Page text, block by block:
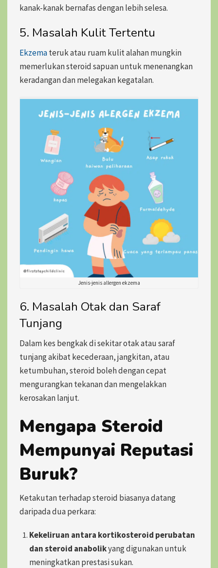
kanak-kanak bernafas dengan lebih selesa.
5. Masalah Kulit Tertentu
Ekzemateruk atau ruam kulit alahan mungkin
memerlukan steroid sapuan untuk menenangkan
keradangan dan melegakan kegatalan.
Jenis-jenis allergen ekzema
6. Masalah Otak dan Saraf
Tunjang
Dalam kes bengkak di sekitar otak atau saraf
tunjang akibat kecederaan, jangkitan, atau
ketumbuhan, steroid boleh dengan cepat
mengurangkan tekanan dan mengelakkan
kerosakan lanjut.
Mengapa Steroid
Mempunyai Reputasi
Buruk?
Ketakutan terhadap steroid biasanya datang
daripada dua perkara:
Kekeliruan antara kortikosteroid perubatan
dan steroid anabolikyang digunakan untuk
meningkatkan prestasi sukan.